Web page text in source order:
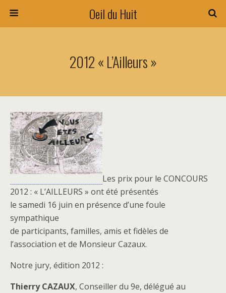
Oeil du Huit
2012 « L’Ailleurs »
Les prix pour le CONCOURS
2012 : « L’AILLEURS » ont été présentés
le samedi 16 juin en présence d’une foule
sympathique
de participants, familles, amis et fidèles de
l’association et de Monsieur Cazaux.
Notre jury, édition 2012 :
Thierry CAZAUX, Conseiller du 9e, délégué au